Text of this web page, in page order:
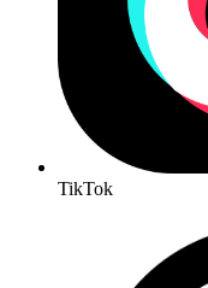
TikTok